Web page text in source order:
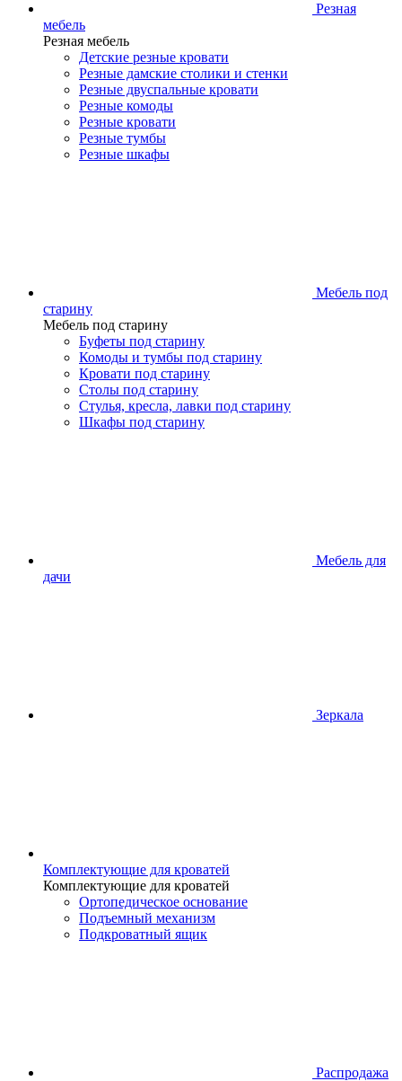
Резная
мебель
Резная мебель
Детские резные кровати
Резные дамские столики и стенки
Резные двуспальные кровати
Резные комоды
Резные кровати
Резные тумбы
Резные шкафы
Мебель под
старину
Мебель под старину
Буфеты под старину
Комоды и тумбы под старину
Кровати под старину
Столы под старину
Стулья, кресла, лавки под старину
Шкафы под старину
Мебель для
дачи
Зеркала
Комплектующие для кроватей
Комплектующие для кроватей
Ортопедическое основание
Подъемный механизм
Подкроватный ящик
Распродажа